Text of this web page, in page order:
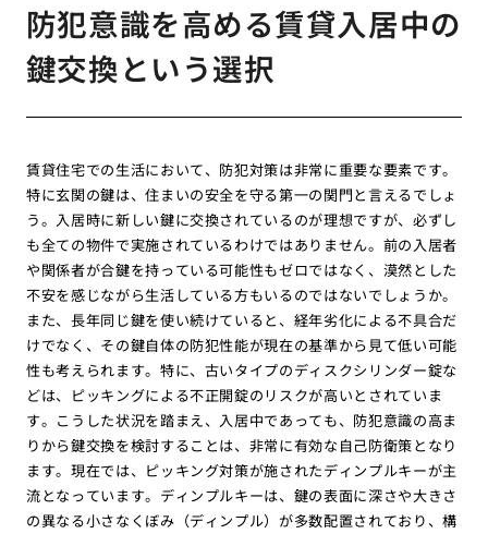
防犯意識を高める賃貸入居中の
鍵交換という選択
賃貸住宅での生活において、防犯対策は非常に重要な要素です。
特に玄関の鍵は、住まいの安全を守る第一の関門と言えるでしょ
う。入居時に新しい鍵に交換されているのが理想ですが、必ずし
も全ての物件で実施されているわけではありません。前の入居者
や関係者が合鍵を持っている可能性もゼロではなく、漠然とした
不安を感じながら生活している方もいるのではないでしょうか。
また、長年同じ鍵を使い続けていると、経年劣化による不具合だ
けでなく、その鍵自体の防犯性能が現在の基準から見て低い可能
性も考えられます。特に、古いタイプのディスクシリンダー錠な
どは、ピッキングによる不正開錠のリスクが高いとされていま
す。こうした状況を踏まえ、入居中であっても、防犯意識の高ま
りから鍵交換を検討することは、非常に有効な自己防衛策となり
ます。現在では、ピッキング対策が施されたディンプルキーが主
流となっています。ディンプルキーは、鍵の表面に深さや大きさ
の異なる小さなくぼみ（ディンプル）が多数配置されており、構